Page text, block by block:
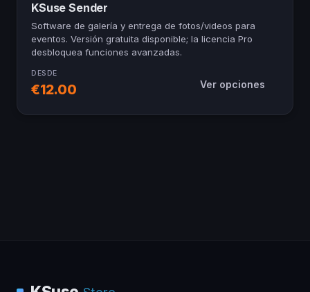
KSuse Sender
Software de galería y entrega de fotos/videos para
eventos. Versión gratuita disponible; la licencia Pro
desbloquea funciones avanzadas.
DESDE
€12.00 Ver opciones